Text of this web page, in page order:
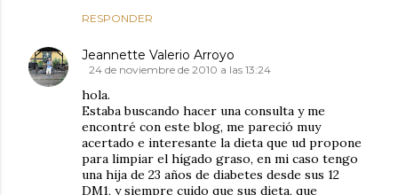
RESPONDER
Jeannette Valerio Arroyo
24 de noviembre de 2010 a las 13:24
hola.
Estaba buscando hacer una consulta y me
encontré con este blog, me pareció muy
acertado e interesante la dieta que ud propone
para limpiar el hígado graso, en mi caso tengo
una hija de 23 años de diabetes desde sus 12
DM1, y siempre cuido que sus dieta, que